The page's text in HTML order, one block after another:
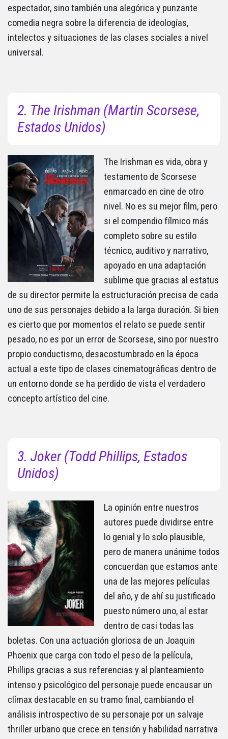
espectador, sino también una alegórica y punzante
comedia negra sobre la diferencia de ideologías,
intelectos y situaciones de las clases sociales a nivel
universal.
2. The Irishman (Martin Scorsese,
Estados Unidos)
The Irishman es vida, obra y
testamento de Scorsese
enmarcado en cine de otro
nivel. No es su mejor film, pero
si el compendio fílmico más
completo sobre su estilo
técnico, auditivo y narrativo,
apoyado en una adaptación
sublime que gracias al estatus
de su director permite la estructuración precisa de cada
uno de sus personajes debido a la larga duración. Si bien
es cierto que por momentos el relato se puede sentir
pesado, no es por un error de Scorsese, sino por nuestro
propio conductismo, desacostumbrado en la época
actual a este tipo de clases cinematográficas dentro de
un entorno donde se ha perdido de vista el verdadero
concepto artístico del cine.
3. Joker (Todd Phillips, Estados
Unidos)
La opinión entre nuestros
autores puede dividirse entre
lo genial y lo solo plausible,
pero de manera unánime todos
concuerdan que estamos ante
una de las mejores películas
del año, y de ahí su justificado
puesto número uno, al estar
dentro de casi todas las
boletas. Con una actuación gloriosa de un Joaquin
Phoenix que carga con todo el peso de la película,
Phillips gracias a sus referencias y al planteamiento
intenso y psicológico del personaje puede encausar un
clímax destacable en su tramo final, cambiando el
análisis introspectivo de su personaje por un salvaje
thriller urbano que crece en tensión y habilidad narrativa